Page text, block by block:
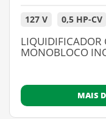
127 V 0,5 HP-CV
LIQUIDIFICADOR
MONOBLOCO
MAIS